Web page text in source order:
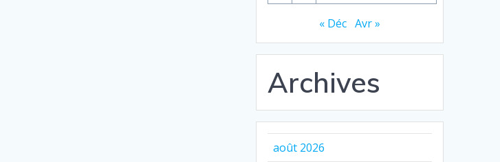
« Déc Avr »
Archives
août 2026